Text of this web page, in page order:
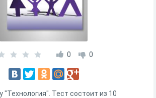
0 0
"Технология". Тест состоит из 10